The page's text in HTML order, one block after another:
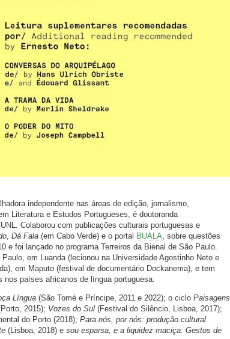
independente nas áreas de edição, jornalismo,
Literatura e Estudos Portugueses, é doutoranda
Colaborou com publicações culturais portuguesas e
, Dá Fala (em Cabo Verde) e o portal BUALA, sobre questões
e foi lançado no programa Terreiros da Bienal de São Paulo.
em Luanda (lecionou na Universidade Agostinho Neto e
em Maputo (festival de documentário Dockanema), e tem
nos países africanos de língua portuguesa.
Língua (São Tomé e Príncipe, 2011 e 2022); o ciclo Paisagens
2015); Vozes do Sul (Festival do Silêncio, Lisboa, 2017);
do Porto (2018); Para nós, por nós: produção cultural
(Lisboa, 2018) e sou esparsa, e a liquidez maciça: Gestos de